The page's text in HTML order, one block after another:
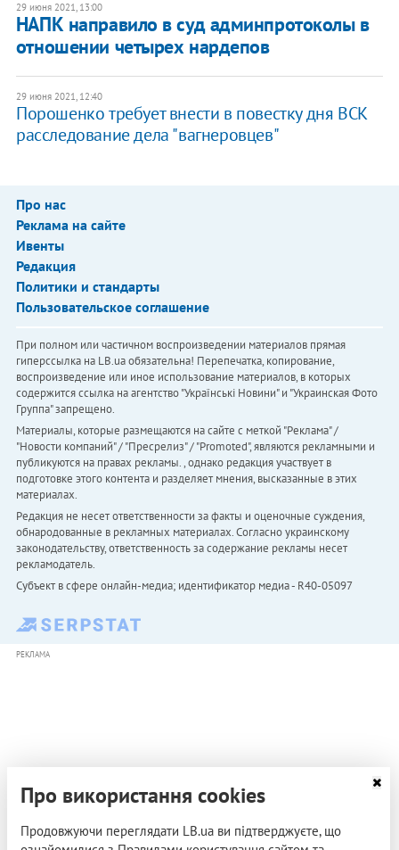
29 июня 2021, 13:00
НАПК направило в суд админпротоколы в
отношении четырех нардепов
29 июня 2021, 12:40
Порошенко требует внести в повестку дня ВСК
расследование дела "вагнеровцев"
Про нас
Реклама на сайте
Ивенты
Редакция
Политики и стандарты
Пользовательское соглашение
При полном или частичном воспроизведении материалов прямая
гиперссылка на LB.ua обязательна! Перепечатка, копирование,
воспроизведение или иное использование материалов, в которых
содержится ссылка на агентство "Українськi Новини" и "Украинская Фото
Группа" запрещено.
Материалы, которые размещаются на сайте с меткой "Реклама" /
"Новости компаний" / "Пресрелиз" / "Promoted", являются рекламными и
публикуются на правах рекламы. , однако редакция участвует в
подготовке этого контента и разделяет мнения, высказанные в этих
материалах.
Редакция не несет ответственности за факты и оценочные суждения,
обнародованные в рекламных материалах. Согласно украинскому
законодательству, ответственность за содержание рекламы несет
рекламодатель.
Субъект в сфере онлайн-медиа; идентификатор медиа - R40-05097
РЕКЛАМА
Про використання cookies
Продовжуючи переглядати LB.ua ви підтверджуєте, що